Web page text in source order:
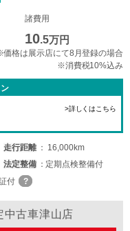
諸費用
10.5万円
格は展示店にて8月登録の場合
※消費税10%込み
>詳しくはこちら
走行距離
16,000km
法定整備
定期点検整備付
付
中古車津山店